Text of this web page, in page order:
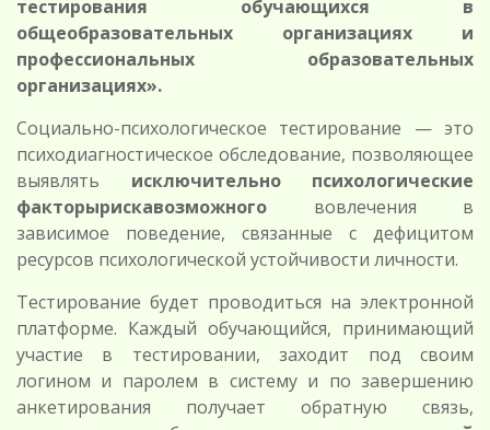
тестирования обучающихся в
общеобразовательных организациях и
профессиональных образовательных
организациях».
Социально-психологическое тестирование — это
психодиагностическое обследование, позволяющее
выявлять исключительно психологические
факторырискавозможного вовлечения в
зависимое поведение, связанные с дефицитом
ресурсов психологической устойчивости личности.
Тестирование будет проводиться на электронной
платформе. Каждый обучающийся, принимающий
участие в тестировании, заходит под своим
логином и паролем в систему и по завершению
анкетирования получает обратную связь,